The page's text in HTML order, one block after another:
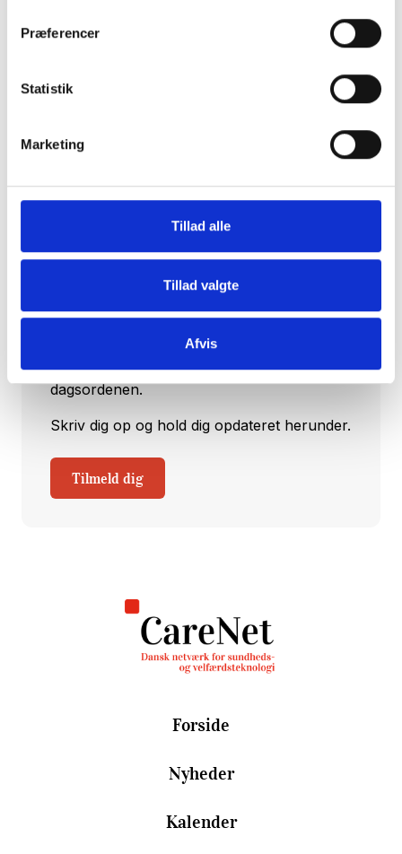
Præferencer
Statistik
Marketing
Tillad alle
Tillad valgte
Afvis
Vil du opdateres på, hvad der rør sig inden
for sundheds- og velfærdsteknologien uge
dugfriske nyheder fra branchen samt et
overblik over nye og spændende
arrangementer direkte i din og dine
Hver torsdag klokken 14:00 udkommer
implementering af sundheds- og
velfærdsteknologi til pleje og omsorg på
dagsordenen.
Skriv dig op og hold dig opdateret herunder.
Tilmeld dig
Forside
Nyheder
Kalender